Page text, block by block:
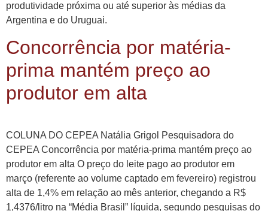
produtividade próxima ou até superior às médias da
Argentina e do Uruguai.
Concorrência por matéria-
prima mantém preço ao
produtor em alta
COLUNA DO CEPEA Natália Grigol Pesquisadora do
CEPEA Concorrência por matéria-prima mantém preço ao
produtor em alta O preço do leite pago ao produtor em
março (referente ao volume captado em fevereiro) registrou
alta de 1,4% em relação ao mês anterior, chegando a R$
1,4376/litro na “Média Brasil” líquida, segundo pesquisas do